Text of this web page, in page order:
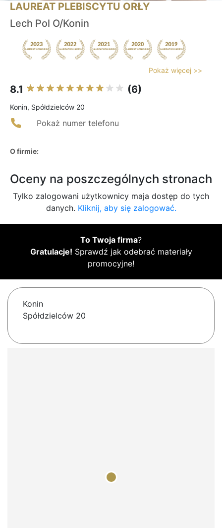
LAUREAT PLEBISCYTU ORŁY
Lech Pol O/Konin
Pokaż więcej >>
8.1 (6)
Konin, Spółdzielców 20
Pokaż numer telefonu
O firmie:
Oceny na poszczególnych stronach
Tylko zalogowani użytkownicy maja dostęp do tych
danych. Kliknij, aby się zalogować.
To Twoja firma?
Gratulacje! Sprawdź jak odebrać materiały
promocyjne!
Konin
Spółdzielców 20